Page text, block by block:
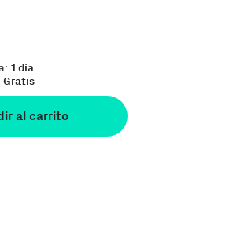
1 día
Gratis
al carrito